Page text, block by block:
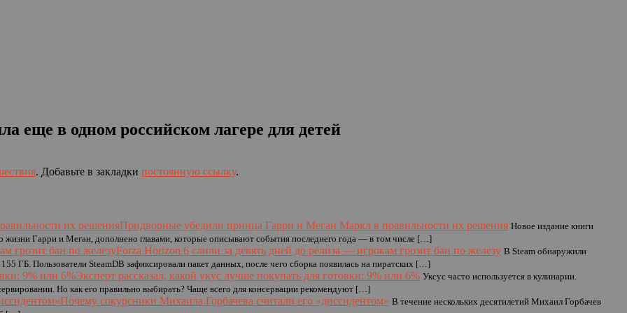
в одном российском лагере для детей
. Добавьте в закладки постоянную ссылку.
Придворные убедили принца Гарри и Меган Маркл в правильности их решения Новое издание книги
Гарри и Меган, дополнено главами, которые описывают события последнего года — в том числе […]
Forza Horizon 6 слили за девять дней до релиза — игрокам грозит бан по железу В Steam обнаружили
ГБ. Пользователи SteamDB зафиксировали пакет данных, после чего сборка появилась на пиратских […]
Эксперт рассказал, какой укус лучше покупать для готовки: 9% или 6% Уксус часто используется в кулинарии.
Но как его правильно выбирать? Чаще всего для консервации рекомендуют […]
Почему сокурсники Михаила Горбачева считали его «диссидентом» В течение нескольких десятилетий Михаил Горбачев